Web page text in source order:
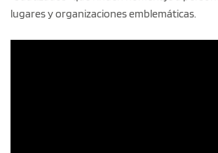
lugares y organizaciones emblemáticas.